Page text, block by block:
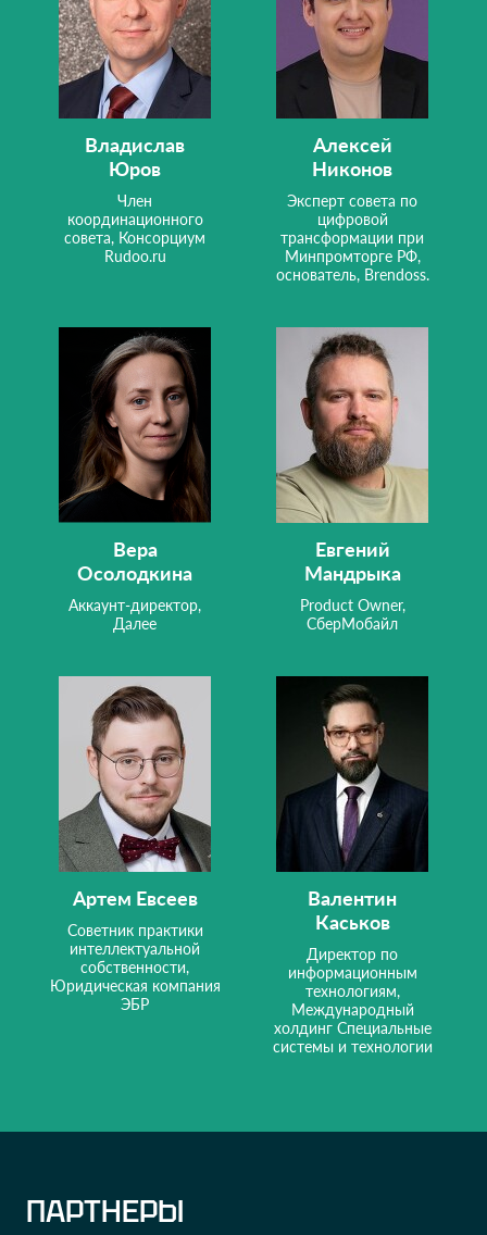
Владислав
Юров
Член
координационного
совета, Консорциум
Rudoo.ru
Алексей
Никонов
Эксперт совета по
цифровой
трансформации при
Минпромторге РФ,
основатель, Brendoss.
Вера
Осолодкина
Аккаунт-директор,
Далее
Евгений
Мандрыка
Product Owner,
СберМобайл
Артем Евсеев
Советник практики
интеллектуальной
собственности,
Юридическая компания
ЭБР
Валентин
Каськов
Директор по
информационным
технологиям,
Международный
холдинг Специальные
системы и технологии
ПАРТНЕРЫ